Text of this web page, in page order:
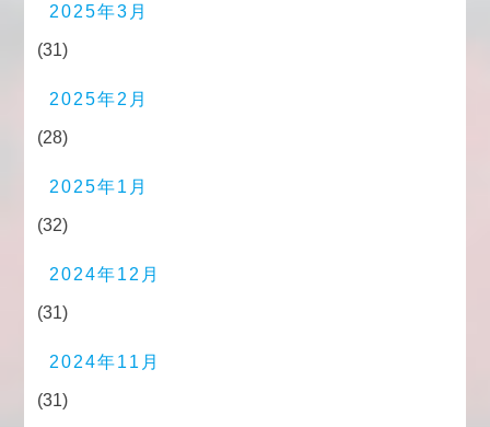
2025年3月
(31)
2025年2月
(28)
2025年1月
(32)
2024年12月
(31)
2024年11月
(31)